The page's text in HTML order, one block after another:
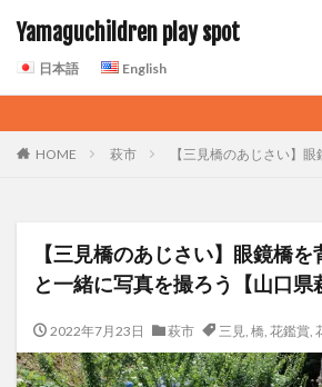
Yamaguchildren play spot
日本語 English
HOME 萩市 【三見橋のあじさい】
【三見橋のあじさい】眼鏡橋
と一緒に写真を撮ろう【山口県
2022年7月23日 萩市 三見, 橋, 花鑑賞,